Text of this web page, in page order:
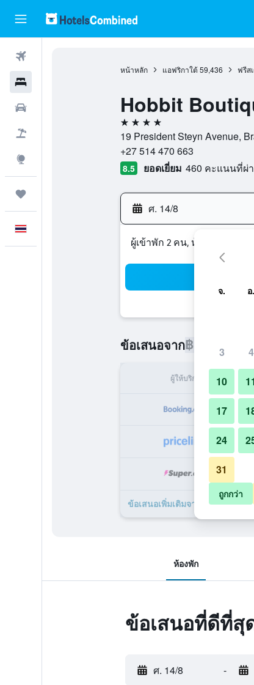
หน้าหลัก แอฟริกาใต้ 59,436 ฟรีส
Hobbit
4 ดาว
19 President Steyn Avenue,
+27 514 470 663
8.5 ยอดเยี่ยม 460 คะแนนที่ผ่
ศ. 14/8
ผู้เข้าพัก 2 คน, ห้องพัก 1 ห้อง
ข้อเสนอจาก฿1,791 ราค
ผู้ให้บริการ
ข้อเสนอเพิ่มเติมจาก Hobbit
ห้องพัก
ข้อเสนอที่ดีที่สุ
ศ. 14/8 -
จ. อ.
3 4
10 11
17
24
31
ถูกกว่า